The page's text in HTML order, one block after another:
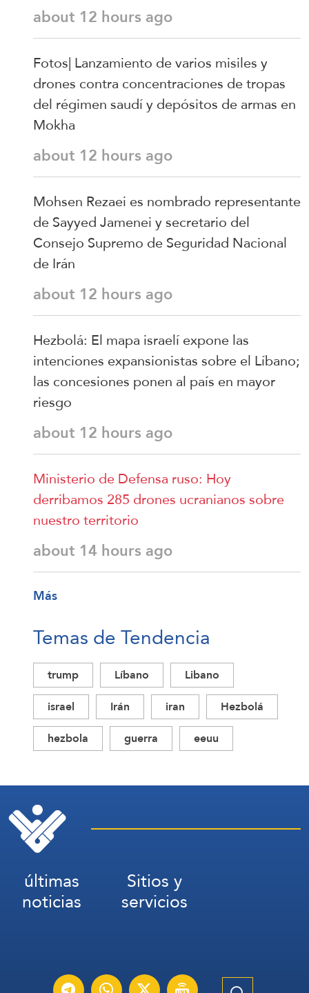
about 12 hours ago
Fotos| Lanzamiento de varios misiles y
drones contra concentraciones de tropas
del régimen saudí y depósitos de armas en
Mokha
about 12 hours ago
Mohsen Rezaei es nombrado representante
de Sayyed Jamenei y secretario del
Consejo Supremo de Seguridad Nacional
de Irán
about 12 hours ago
Hezbolá: El mapa israelí expone las
intenciones expansionistas sobre el Líbano;
las concesiones ponen al país en mayor
riesgo
about 12 hours ago
Ministerio de Defensa ruso: Hoy
derribamos 285 drones ucranianos sobre
nuestro territorio
about 14 hours ago
Más
Temas de Tendencia
trump Líbano
Libano
israel
Irán iran
Hezbolá
hezbola
guerra eeuu
últimas
noticias
Sitios y
servicios